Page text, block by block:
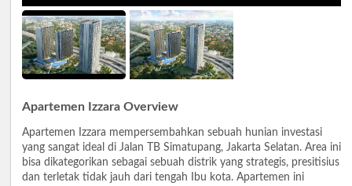
Apartemen Izzara Overview
Apartemen Izzara mempersembahkan sebuah hunian investasi
yang sangat ideal di Jalan TB Simatupang, Jakarta Selatan. Area ini
bisa dikategorikan sebagai sebuah distrik yang strategis, presitisius
dan terletak tidak jauh dari tengah Ibu kota. Apartemen ini